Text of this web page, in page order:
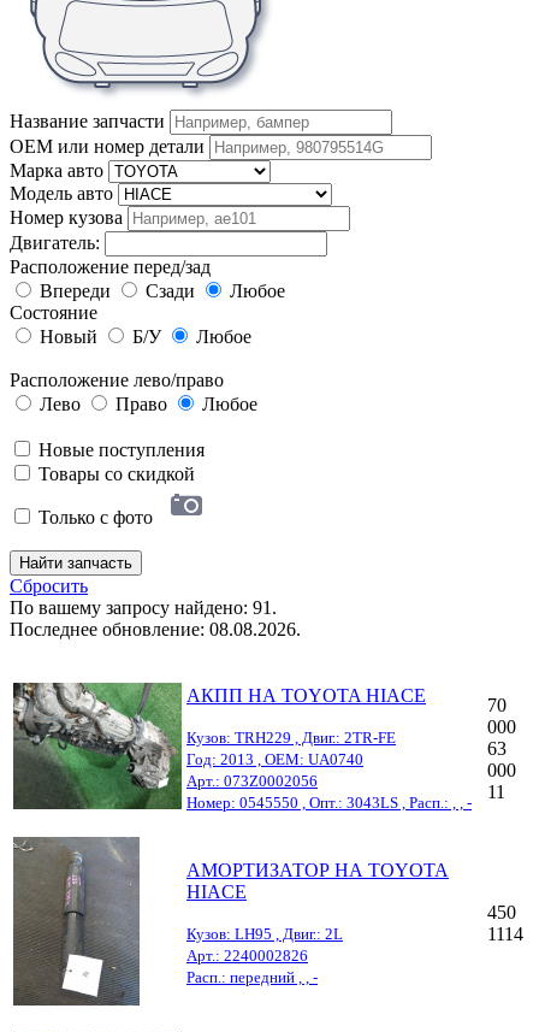
Название запчасти
OEM или номер детали
Марка авто
Модель авто
Номер кузова
Двигатель:
Расположение перед/зад
Впереди
Сзади
Любое
Состояние
Новый
Б/У Любое
Расположение лево/право
Лево
Право Любое
Новые поступления
Товары со скидкой
Только с фото
Найти запчасть
Сбросить
По вашему запросу найдено: 91.
Последнее обновление: 08.08.2026.
АКПП НА TOYOTA HIACE
Кузов: TRH229 , Двиг.: 2TR-FE
Год: 2013 , OEM: UA0740
Арт.: 073Z0002056
Номер: 0545550 , Опт.: 3043LS , Расп.: , , -
70
000
63
000
11
АМОРТИЗАТОР НА TOYOTA
HIACE
Кузов: LH95 , Двиг.: 2L
Арт.: 2240002826
Расп.: передний , , -
450
1114